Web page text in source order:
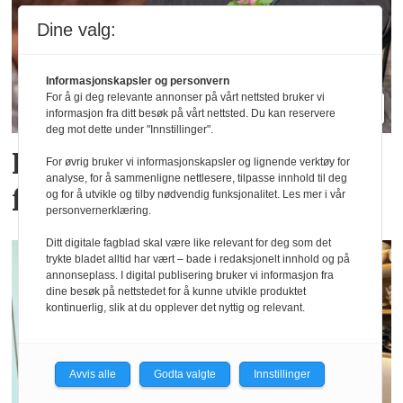
Frukt- og bærtrenden
fortsetter
Dine valg:
Informasjonskapsler og personvern
For å gi deg relevante annonser på vårt nettsted bruker vi
informasjon fra ditt besøk på vårt nettsted. Du kan reservere
deg mot dette under "Innstillinger".
For øvrig bruker vi informasjonskapsler og lignende verktøy for
analyse, for å sammenligne nettlesere, tilpasse innhold til deg
og for å utvikle og tilby nødvendig funksjonalitet. Les mer i vår
personvernerklæring.
Ditt digitale fagblad skal være like relevant for deg som det
trykte bladet alltid har vært – bade i redaksjonelt innhold og på
annonseplass. I digital publisering bruker vi informasjon fra
dine besøk på nettstedet for å kunne utvikle produktet
kontinuerlig, slik at du opplever det nyttig og relevant.
Avvis alle Godta valgte Innstillinger